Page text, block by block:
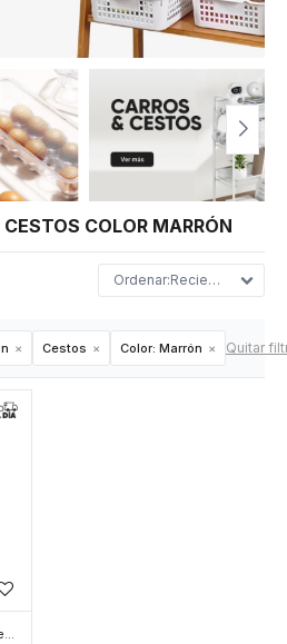
COLOR MARRÓN
Recientes
Cestos Color: Marrón Quitar
Organizador redondo 3 niveles - Marron